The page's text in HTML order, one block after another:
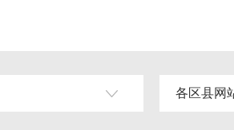
各区县网